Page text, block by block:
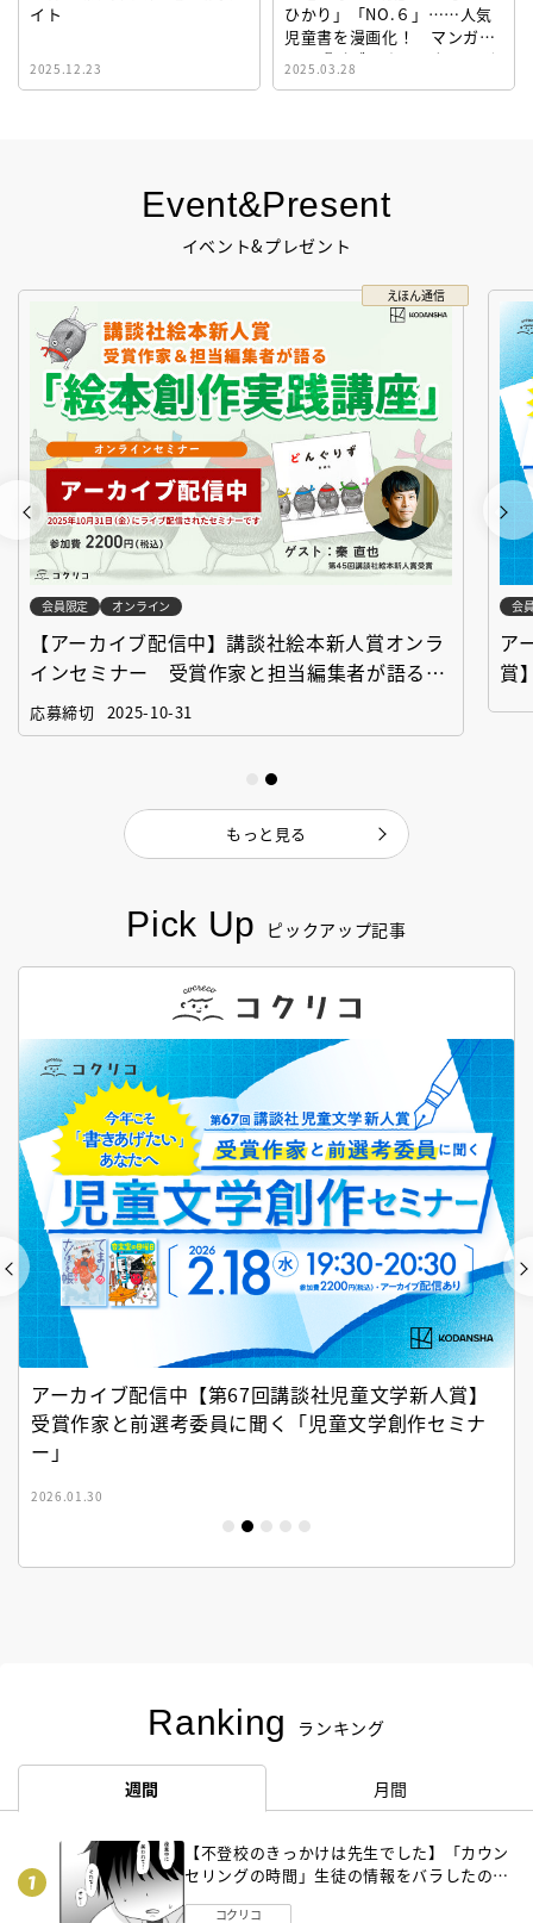
Pick Up ピックアップ記事
アーカイブ配信中【第67回講談社児童文学新人賞】
受賞作家と前選考委員に聞く「児童文学創作セミナ
ー」
2026.01.30
Ranking ランキング
週間 月間
【不登校のきっかけは先生でした】「カウン
セリングの時間」生徒の情報をバラしたの
コクリコ
Event&Present
イベント&プレゼント
えほん通信
会員限定 オンライン
【アーカイブ配信中】講談社絵本新人賞オンラ
インセミナー 受賞作家と担当編集者が語る
「絵本創作実践講座」
応募締切 2025-10-31
会
ア
賞
もっと見る
イト
2025.12.23
ひかり」「NO.６」……人気
児童書を漫画化！ マンガサ
イト『ビブリオシリウス』誕
生！
2025.03.28